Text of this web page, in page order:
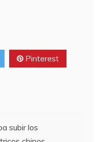
Pinterest
subir los